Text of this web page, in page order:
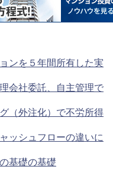
ンを５年間所有した実
会社委託、自主管理で
（外注化）で不労所得
ッシュフローの違いに
基礎の基礎